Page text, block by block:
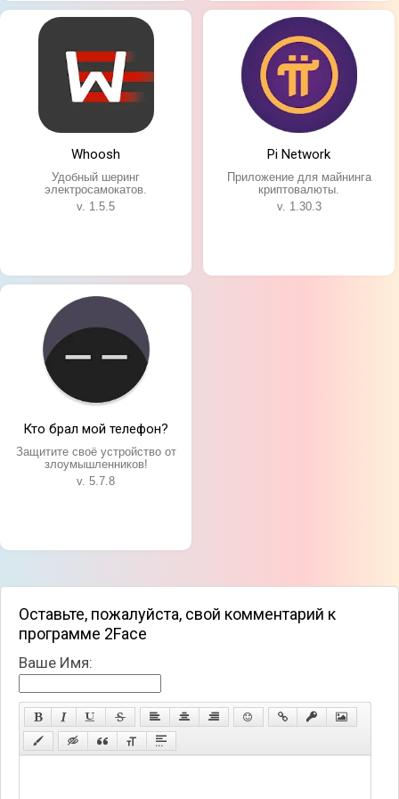
Особенности игры:
Возможность дублировать любое приложение;
Использование двух аккаунтов одновременно;
Дополнительная защита паролем;
Переключение между приложениями в один
Whoosh
Удобный шеринг
электросамокатов.
v. 1.5.5
Pi Network
Приложение для майнинга
криптовалюты.
v. 1.30.3
Кто брал мой телефон?
Защитите своё устройство от
злоумышленников!
v. 5.7.8
Оставьте, пожалуйста, свой комментарий к
программе 2Face
Ваше Имя: